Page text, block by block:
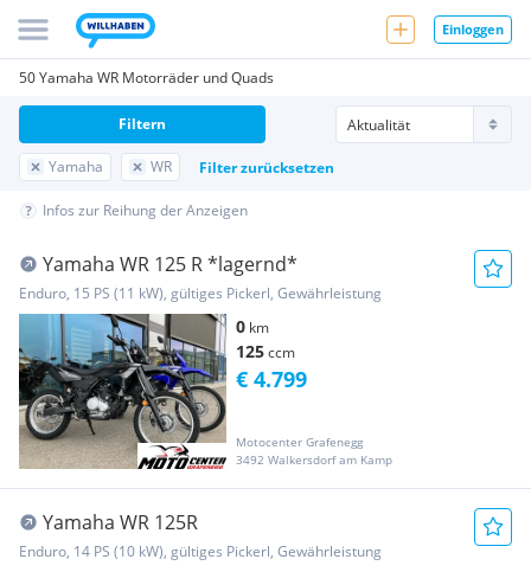
Einloggen
50 Yamaha WR Motorräder und Quads
Yamaha WR Filter zurücksetzen
Filtern
Infos zur Reihung der Anzeigen
Yamaha WR 125 R *lagernd*
Enduro, 15 PS (11 kW), gültiges Pickerl, Gewährleistung
0 km
125ccm
Motocenter Grafenegg
3492 Walkersdorf am Kamp
€ 4.799
Yamaha WR 125R
Enduro, 14 PS (10 kW), gültiges Pickerl, Gewährleistung